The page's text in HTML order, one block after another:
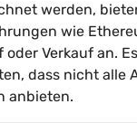
werden,
wie
oder Verkauf an.
dass nicht alle
anbieten.